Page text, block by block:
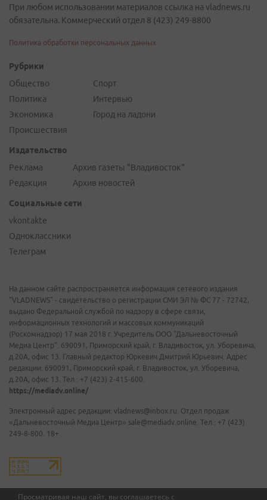
Просматривая наш сайт, вы соглашаетесь с
При любом использовании материалов ссылка на vladnews.ru
обязательна. Коммерческий отдел 8 (423) 249-8800
Политика обработки персональных данных
Рубрики
Общество
Политика
Экономика
Происшествия
Спорт
Интервью
Город на ладони
Издательство
Реклама
Редакция
Архив газеты "Владивосток"
Архив новостей
Социальные сети
vkontakte
Одноклассники
Телеграм
На данном сайте распространяется информация сетевого издания
"VLADNEWS" - свидетельство о регистрации СМИ ЭЛ № ФС 77 - 72742,
выдано Федеральной службой по надзору в сфере связи,
информационных технологий и массовых коммуникаций
(Роскомнадзор) 17 мая 2018 г. Учредитель ООО "Дальневосточный
Медиа Центр". 690091, Приморский край, г. Владивосток, ул. Уборевича,
д.20А, офис 13. Главный редактор Юркевич Дмитрий Юрьевич. Адрес
редакции: 690091, Приморский край, г. Владивосток, ул. Уборевича,
д.20А, офис 13. Тел.: +7 (423) 2-415-600.
https://mediadv.online/
Электронный адрес редакции: vladnews@inbox.ru. Отдел продаж
«Дальневосточный Медиа Центр» sale@mediadv.online. Тел.: +7 (423)
249-8-800. 18+